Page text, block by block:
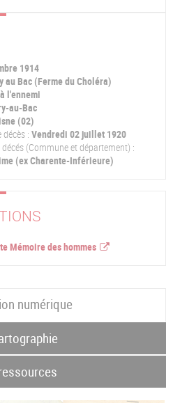
1914
au Bac (Ferme du Choléra)
l'ennemi
au-Bac
(02)
: Vendredi 02 juillet 1920
(Commune et département) :
(ex Charente-Inférieure)
Mémoire des hommes
numérique